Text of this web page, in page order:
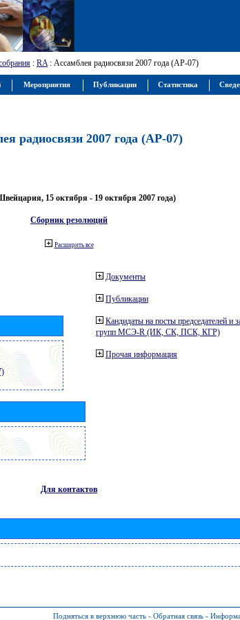
: RA: Ассамблея радиосвязи 2007 года (АР-07)
радиосвязи 2007 года (АР-07)
15 октября - 19 октября 2007 года)
Сборник резолюций
Расширить все
Документы
Публикации
Кандидаты на посты председателей и
групп МСЭ-R (ИК, СК, ПСК, КГР)
Прочая информация
Для контактов
Подняться в верхнюю часть - Обратная связь -
Мероприятия Публикации Статистика